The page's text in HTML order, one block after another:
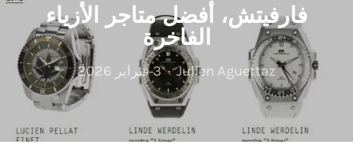
فارفيتش، أفضل متاجر الأزياء
الفاخرة
Julien Aguettaz 3 فبراير 2026